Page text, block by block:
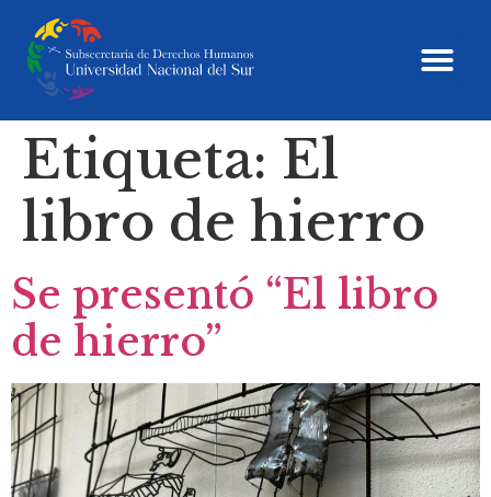
Etiqueta: El
libro de hierro
Se presentó “El libro
de hierro”